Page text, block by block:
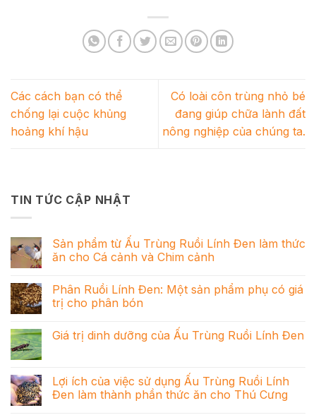
Các cách bạn có thể
chống lại cuộc khủng
hoảng khí hậu
Có loài côn trùng nhỏ bé
đang giúp chữa lành đất
nông nghiệp của chúng ta.
TIN TỨC CẬP NHẬT
Sản phẩm từ Ấu Trùng Ruồi Lính Đen làm thức
ăn cho Cá cảnh và Chim cảnh
Phân Ruồi Lính Đen: Một sản phẩm phụ có giá
trị cho phân bón
Giá trị dinh dưỡng của Ấu Trùng Ruồi Lính Đen
Lợi ích của việc sử dụng Ấu Trùng Ruồi Lính
Đen làm thành phần thức ăn cho Thú Cưng